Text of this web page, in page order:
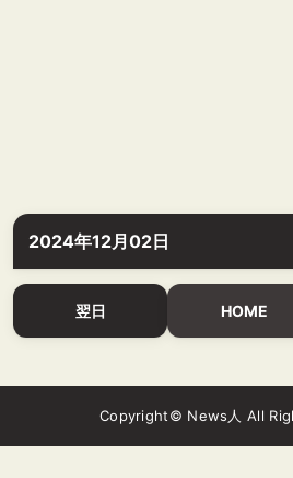
2024年12月02日
翌日 HOME
Copyright© News人 All